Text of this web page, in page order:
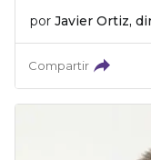
por Javier Ortiz,
Compartir